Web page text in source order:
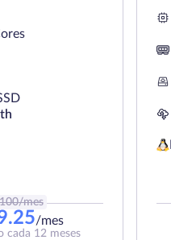
/mes
/mes
cada 12 meses